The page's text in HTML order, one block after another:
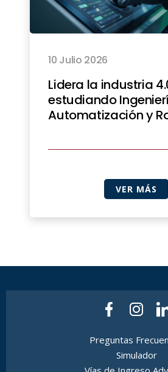
10 Julio 2026
Lidera la industria
estudiando
Automatización y
VER MÁS